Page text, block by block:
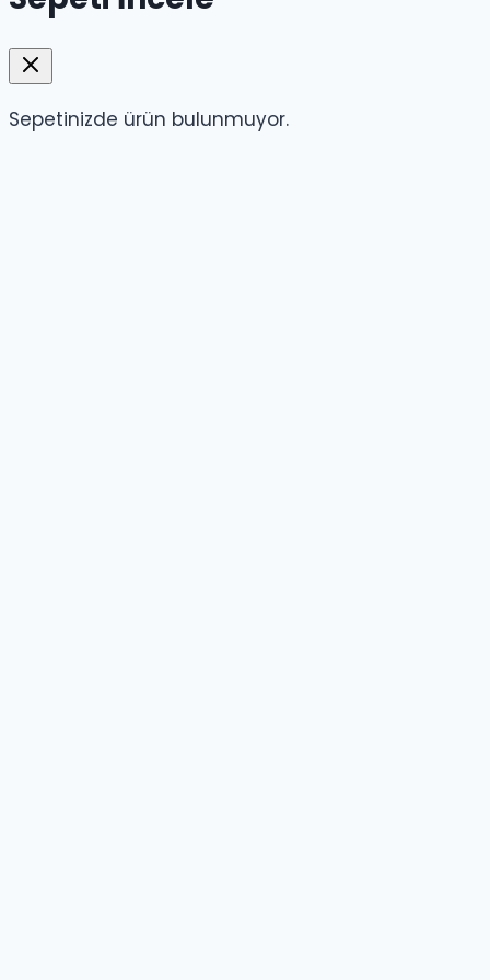
Sepetinizde ürün bulunmuyor.